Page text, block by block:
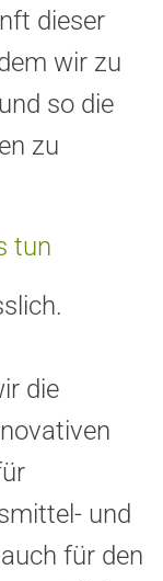
dieser
wir zu
so die
zu
tun
die
und
für den